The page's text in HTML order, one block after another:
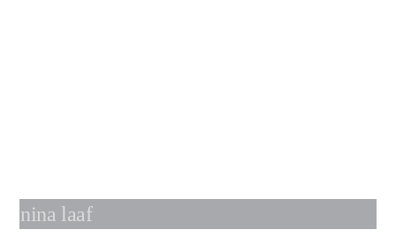
nina laaf